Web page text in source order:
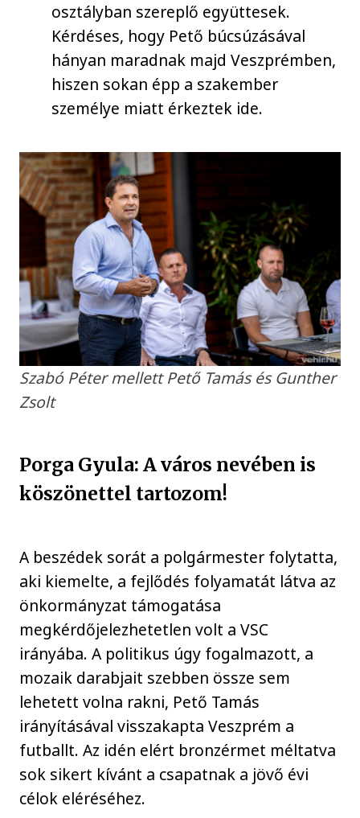
osztályban szereplő együttesek.
Kérdéses, hogy Pető búcsúzásával
hányan maradnak majd Veszprémben,
hiszen sokan épp a szakember
személye miatt érkeztek ide.
Szabó Péter mellett Pető Tamás és Gunther
Zsolt
Porga Gyula: A város nevében is
köszönettel tartozom!
A beszédek sorát a polgármester folytatta,
aki kiemelte, a fejlődés folyamatát látva az
önkormányzat támogatása
megkérdőjelezhetetlen volt a VSC
irányába. A politikus úgy fogalmazott, a
mozaik darabjait szebben össze sem
lehetett volna rakni, Pető Tamás
irányításával visszakapta Veszprém a
futballt. Az idén elért bronzérmet méltatva
sok sikert kívánt a csapatnak a jövő évi
célok eléréséhez.